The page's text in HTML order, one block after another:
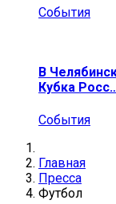
События
В
Кубка
События
Главная
Пресса
Футбол